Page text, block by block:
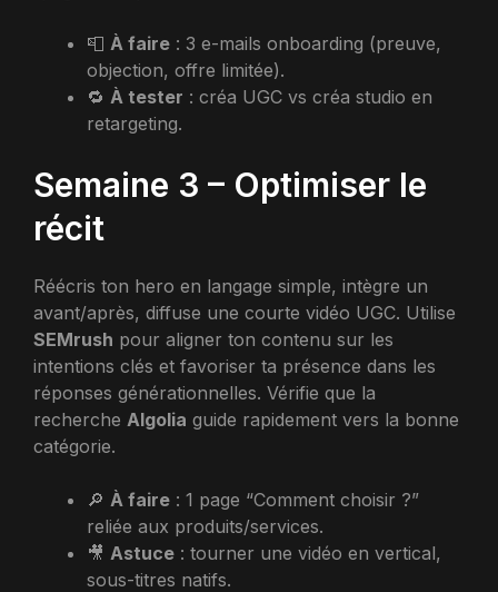
📮 À faire : 3 e-mails onboarding (preuve,
objection, offre limitée).
🔁 À tester : créa UGC vs créa studio en
retargeting.
Semaine 3 – Optimiser le
récit
Réécris ton hero en langage simple, intègre un
avant/après, diffuse une courte vidéo UGC. Utilise
SEMrush pour aligner ton contenu sur les
intentions clés et favoriser ta présence dans les
réponses générationnelles. Vérifie que la
recherche Algolia guide rapidement vers la bonne
catégorie.
🔎 À faire : 1 page “Comment choisir ?”
reliée aux produits/services.
🎥 Astuce : tourner une vidéo en vertical,
sous-titres natifs.